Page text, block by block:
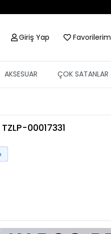
Giriş Yap Favorilerim
AKSESUAR ÇOK SATANLAR
TZLP-00017331